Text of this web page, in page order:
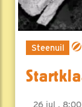
Steenuil
26 jul , 8:00